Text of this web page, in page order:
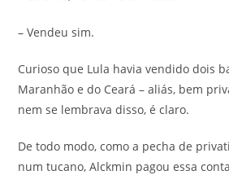
– Vendeu sim.
Curioso que Lula havia vendido dois
Maranhão e do Ceará – aliás, bem
nem se lembrava disso, é claro.
De todo modo, como a pecha de
num tucano, Alckmin pagou essa